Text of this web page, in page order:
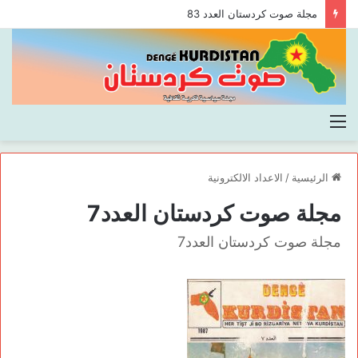
مجلة صوت كردستان العدد 83
القائمة
الرئيسية / الاعداد الالكترونية
مجلة صوت كردستان العدد7
مجلة صوت كردستان العدد7